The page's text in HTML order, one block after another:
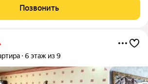
выполнена чистовая отделка с
остались
Позвонить
6 этаж из 9